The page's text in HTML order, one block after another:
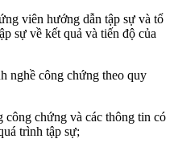
viên hướng dẫn tập sự và tổ
sự về kết quả và tiến độ của
nghề công chứng theo quy
chứng và các thông tin có
trình tập sự;